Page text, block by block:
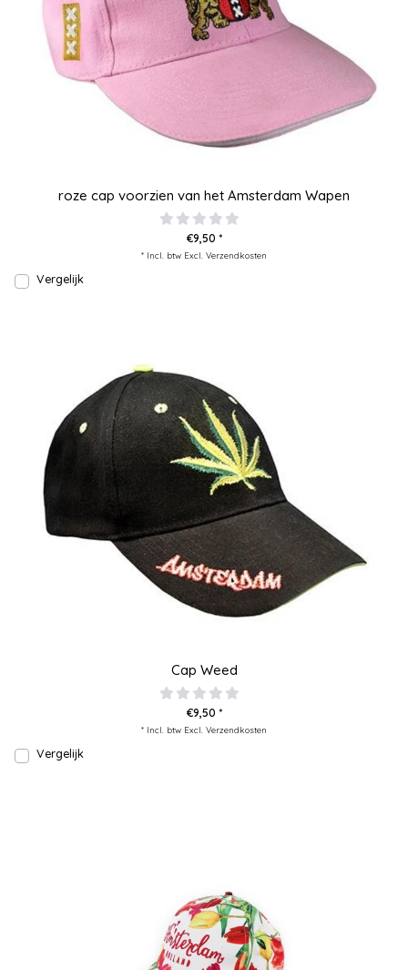
roze cap voorzien van het Amsterdam Wapen
€9,50 *
* Incl. btw Excl. Verzendkosten
Vergelijk
Cap Weed
€9,50 *
* Incl. btw Excl. Verzendkosten
Vergelijk